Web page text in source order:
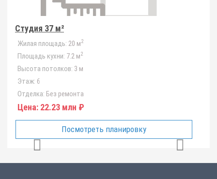
Студия 37 м²
Жилая площадь: 20 м2
Площадь кухни: 7.2 м2
Высота потолков: 3 м
Этаж: 6
Отделка: Без ремонта
Цена: 22.23 млн ₽
Посмотреть планировку